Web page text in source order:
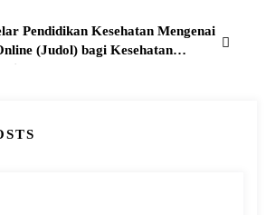
Pendidikan Kesehatan Mengenai
(Judol) bagi Kesehatan
Sekolah